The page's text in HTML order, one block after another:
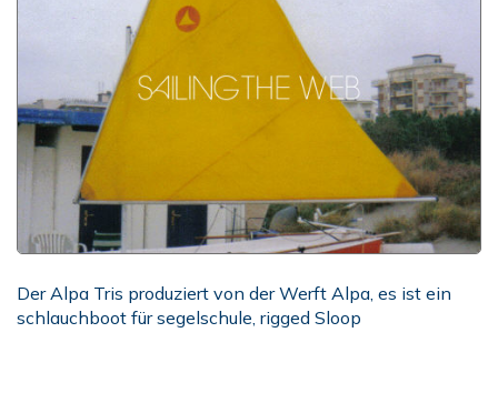
Der Alpa Tris produziert von der Werft Alpa, es ist ein
schlauchboot für segelschule, rigged Sloop